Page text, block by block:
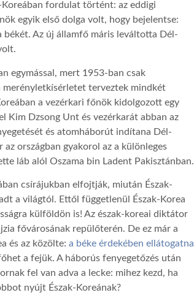
fordulat történt: az eddigi
egyik első dolga volt, hogy bejelentse:
békét. Az új államfő máris leváltotta Dél-
egymással, mert 1953-ban csak
terveztek mindkét
a vezérkari főnök kidolgozott egy
Kim Dzsong Unt és vezérkarát abban az
és atomháborút indítana Dél-
országban gyakorol az a különleges
láb alól Oszama bin Ladent Pakisztánban.
csírájukban elfojtják, miután Észak-
a világtól. Ettől függetlenül Észak-Korea
külföldön is! Az észak-koreai diktátor
fővárosának repülőterén. De ez már a
és az közölte: a béke érdekében ellátogatna
a fejük. A háborús fenyegetőzés után
fel van adva a lecke: mihez kezd, ha
nyújt Észak-Koreának?